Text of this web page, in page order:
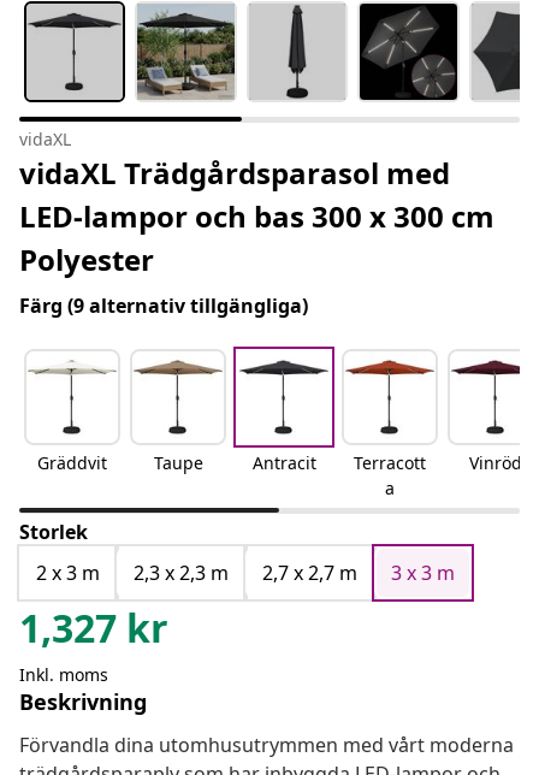
vidaXL
vidaXL Trädgårdsparasol med
LED-lampor och bas 300 x 300 cm
Polyester
Färg (9 alternativ tillgängliga)
Gräddvit Taupe Antracit
Terracott
a
Vinröd
Storlek
2 x 3 m
2,3 x 2,3 m 2,7 x 2,7 m 3 x 3 m
1,327 kr
Inkl. moms
Beskrivning
Förvandla dina utomhusutrymmen med vårt moderna